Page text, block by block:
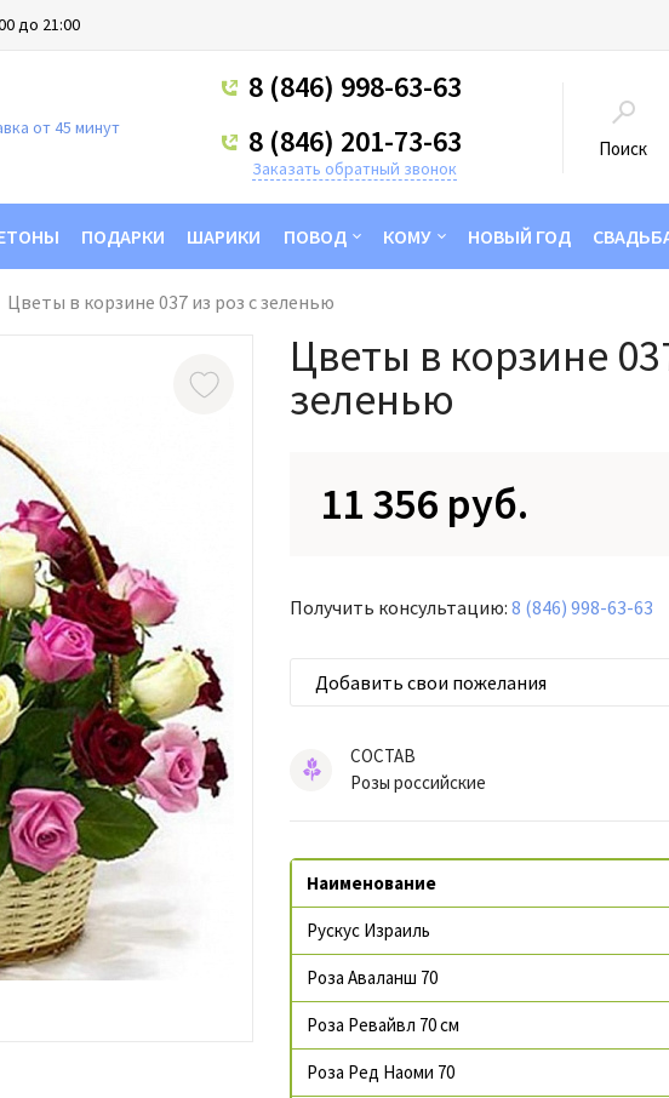
до 21:00
от 45 минут
8 (846) 998-63-63
8 (846) 201-73-63
Заказать обратный звонок
Поиск
ПОДАРКИ ШАРИКИ ПОВОД КОМУ НОВЫЙ ГОД
Цветы в корзине 037 из роз с зеленью
Цветы в корзине
зеленью
11 356 руб.
Получить консультацию: 8 (846) 998-63-63
Добавить свои пожелания
СОСТАВ
Розы российские
Наименование
Рускус Израиль
Роза Аваланш 70
Роза Ревайвл 70 см
Роза Ред Наоми 70